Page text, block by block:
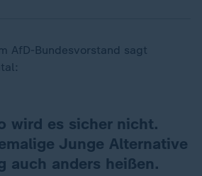
AfD-Bundesvorstand sagt
wird es sicher nicht.
Junge Alternative
auch anders heißen.